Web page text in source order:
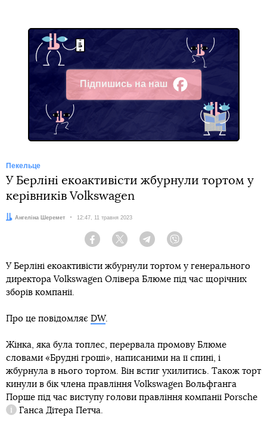
Підпишись на наш
Facebook
Пекельце
У Берліні екоактивісти жбурнули тортом у
керівників Volkswagen
Автор:
Ангеліна Шеремет Дата:
12:47, 11 травня 2023
Facebook Twitter Telegram
У Берліні екоактивісти жбурнули тортом у генерального
директора Volkswagen Олівера Блюме під час щорічних
зборів компанії.
Про це повідомляє DW.
Жінка, яка була топлес, перервала промову Блюме
словами «Брудні гроші», написаними на її спині, і
жбурнула в нього тортом. Він встиг ухилитись. Також торт
кинули в бік члена правління Volkswagen Вольфганга
Порше під час виступу голови правління компанії Porsche
Довідка
Ганса Дітера Петча.